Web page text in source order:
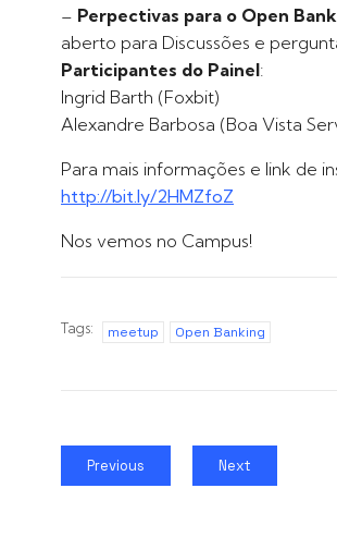
– Perpectivas para o Open
aberto para Discussões e
Participantes do Painel:
Ingrid Barth (Foxbit)
Alexandre Barbosa (Boa Vista
Para mais informações e link de
http://bit.ly/2HMZfoZ
Nos vemos no Campus!
Tags: meetup Open Banking
Previous Next